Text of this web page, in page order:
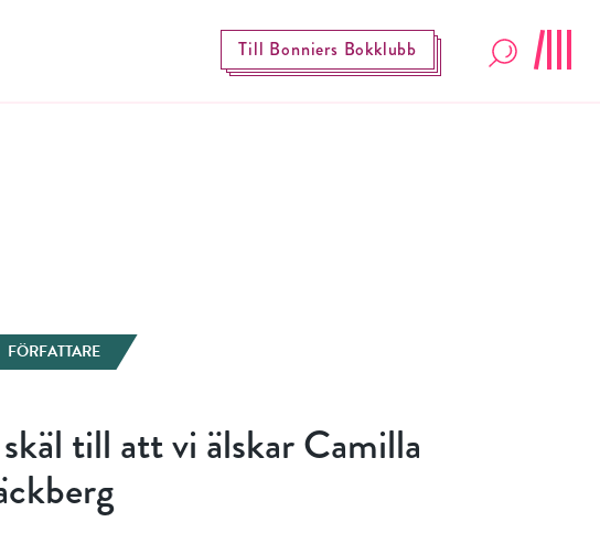
Till Bonniers Bokklubb
FÖRFATTARE
till att vi älskar Camilla